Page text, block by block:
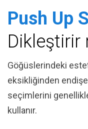
Push Up
Dikleştirir
Göğüslerindeki
eksikliğinden endişe
seçimlerini
kullanır.